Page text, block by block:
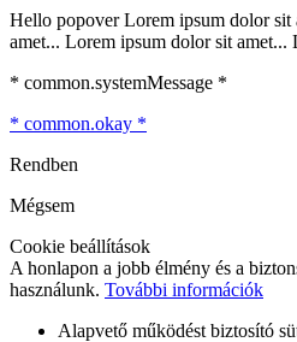
Hello popover Lorem ipsum dolor
amet... Lorem ipsum dolor sit amet...
* common.systemMessage *
* common.okay *
Rendben
Mégsem
Cookie beállítások
A honlapon a jobb élmény és a
használunk. További információk
Alapvető működést biztosító